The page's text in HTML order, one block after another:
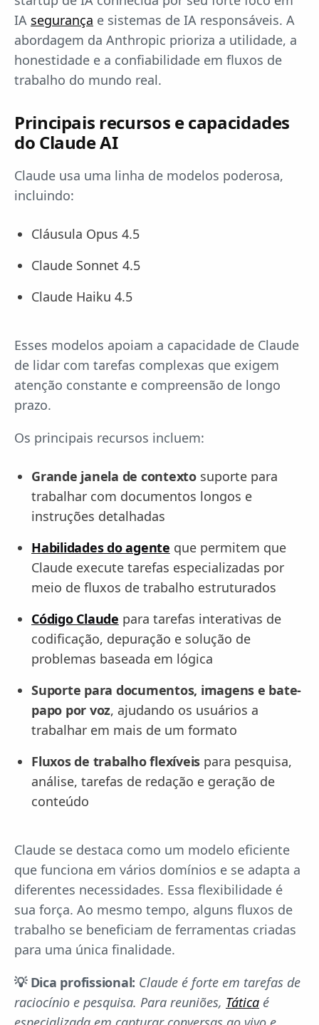
IA segurança e sistemas de IA responsáveis. A
abordagem da Anthropic prioriza a utilidade, a
honestidade e a confiabilidade em fluxos de
trabalho do mundo real.
Principais recursos e capacidades
do Claude AI
Claude usa uma linha de modelos poderosa,
incluindo:
Cláusula Opus 4.5
Claude Sonnet 4.5
Claude Haiku 4.5
Esses modelos apoiam a capacidade de Claude
de lidar com tarefas complexas que exigem
atenção constante e compreensão de longo
prazo.
Os principais recursos incluem:
Grande janela de contextosuporte para
trabalhar com documentos longos e
instruções detalhadas
Habilidades do agente que permitem que
Claude execute tarefas especializadas por
meio de fluxos de trabalho estruturados
Código Claude para tarefas interativas de
codificação, depuração e solução de
problemas baseada em lógica
Suporte para documentos, imagens e bate-
papo por voz, ajudando os usuários a
trabalhar em mais de um formato
Fluxos de trabalho flexíveis para pesquisa,
análise, tarefas de redação e geração de
conteúdo
Claude se destaca como um modelo eficiente
que funciona em vários domínios e se adapta a
diferentes necessidades. Essa flexibilidade é
sua força. Ao mesmo tempo, alguns fluxos de
trabalho se beneficiam de ferramentas criadas
para uma única finalidade.
💡 Dica profissional: Claude é forte em tarefas de
raciocínio e pesquisa. Para reuniões, Tática é